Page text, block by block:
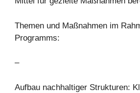
Themen und Maßnahmen im
Programms:
–
Aufbau nachhaltiger Strukturen: